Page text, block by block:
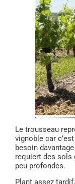
Le trousseau
vignoble car
besoin
requiert des sols
peu profondes.
Plant assez